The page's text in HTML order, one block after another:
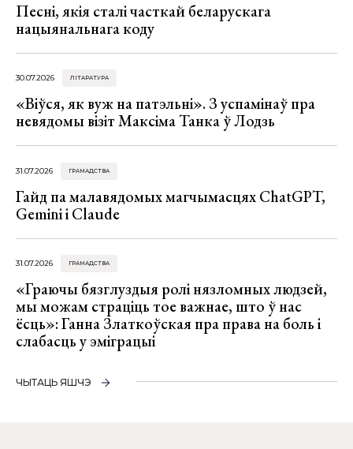
Песні, якія сталі часткай беларускага
нацыянальнага коду
30.07.2026 ЛІТАРАТУРА
«Віўся, як вуж на патэльні». З успамінаў пра
невядомы візіт Максіма Танка ў Лодзь
31.07.2026 ГРАМАДСТВА
Гайд па малавядомых магчымасцях ChatGPT,
Gemini і Claude
31.07.2026 ГРАМАДСТВА
«Граючы бязглуздыя ролі нязломных людзей,
мы можам страціць тое важнае, што ў нас
ёсць»: Ганна Златкоўская пра права на боль і
слабасць у эміграцыі
ЧЫТАЦЬ ЯШЧЭ